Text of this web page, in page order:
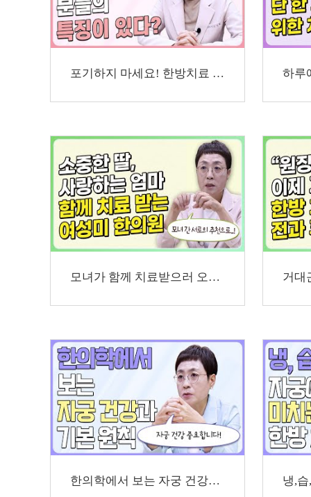
포기하지 마세요! 한방치료 과정의 진실
모녀가 함께 치료받으러 오셨던 사례를 소개합니다
한의학에서 보는 자궁 건강과 기본 원칙